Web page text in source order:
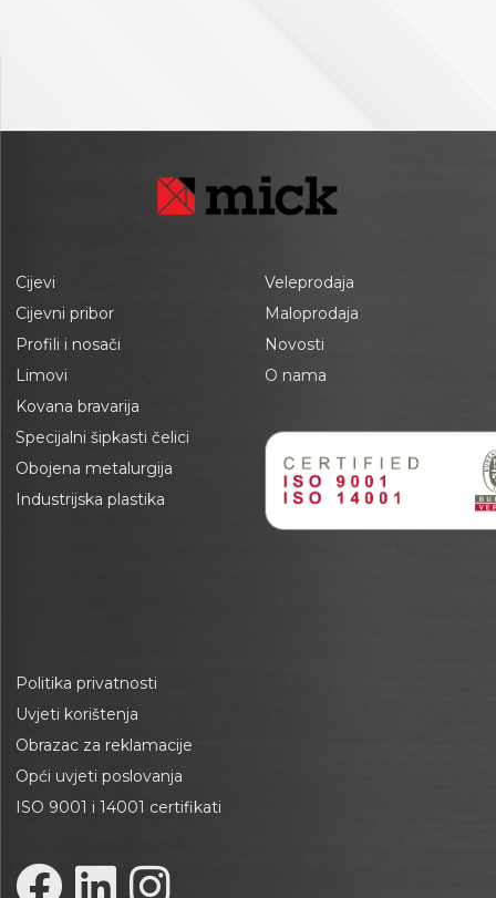
Cijevi
Cijevni pribor
Profili i nosači
Limovi
Kovana bravarija
Specijalni šipkasti čelici
Obojena metalurgija
Industrijska plastika
Veleprodaja
Maloprodaja
Novosti
O nama
Politika privatnosti
Uvjeti korištenja
Obrazac za reklamacije
Opći uvjeti poslovanja
ISO 9001 i 14001 certifikati